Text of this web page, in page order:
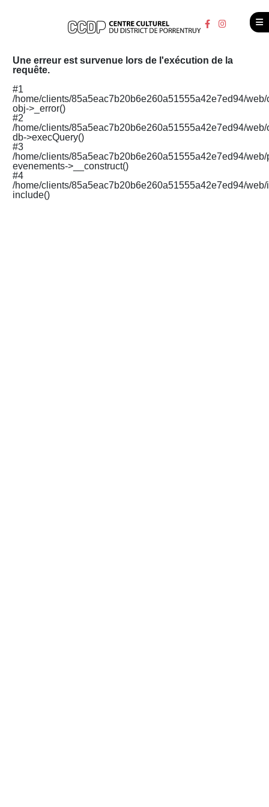
Une erreur est survenue lors de l'exécution de la
requête.
#1
/home/clients/85a5eac7b20b6e260a51555a42e7ed94/
obj->_error()
#2
/home/clients/85a5eac7b20b6e260a51555a42e7ed94/
db->execQuery()
#3
/home/clients/85a5eac7b20b6e260a51555a42e7ed94/
evenements->__construct()
#4
/home/clients/85a5eac7b20b6e260a51555a42e7ed94/
include()